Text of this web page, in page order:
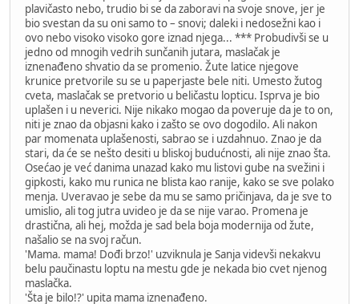
plavičasto nebo, trudio bi se da zaboravi na svoje snove, jer je
bio svestan da su oni samo to – snovi; daleki i nedosežni kao i
ovo nebo visoko visoko gore iznad njega... *** Probudivši se u
jedno od mnogih vedrih sunčanih jutara, maslačak je
iznenađeno shvatio da se promenio. Žute latice njegove
krunice pretvorile su se u paperjaste bele niti. Umesto žutog
cveta, maslačak se pretvorio u beličastu lopticu. Isprva je bio
uplašen i u neverici. Nije nikako mogao da poveruje da je to on,
niti je znao da objasni kako i zašto se ovo dogodilo. Ali nakon
par momenata uplašenosti, sabrao se i uzdahnuo. Znao je da
stari, da će se nešto desiti u bliskoj budućnosti, ali nije znao šta.
Osećao je već danima unazad kako mu listovi gube na svežini i
gipkosti, kako mu runica ne blista kao ranije, kako se sve polako
menja. Uveravao je sebe da mu se samo pričinjava, da je sve to
umislio, ali tog jutra uvideo je da se nije varao. Promena je
drastična, ali hej, možda je sad bela boja modernija od žute,
našalio se na svoj račun.
'Mama. mama! Dođi brzo!' uzviknula je Sanja videvši nekakvu
belu paučinastu loptu na mestu gde je nekada bio cvet njenog
maslačka.
'Šta je bilo!?' upita mama iznenađeno.